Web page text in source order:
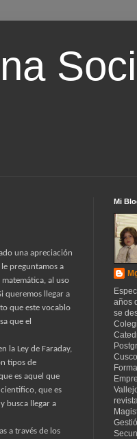
una apreciación
preguntamos a
al uso
queremos llegar a
que este vocablo
que el
la Ley de Faraday,
tipos de
es aquel que
que es
busca llegar a
a través de los
Mi
años
se